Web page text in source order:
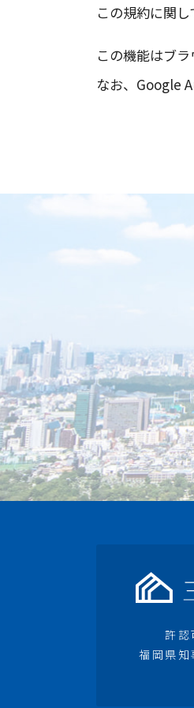
この規約に関し
この機能はブ
なお、Google
許認
福岡県知